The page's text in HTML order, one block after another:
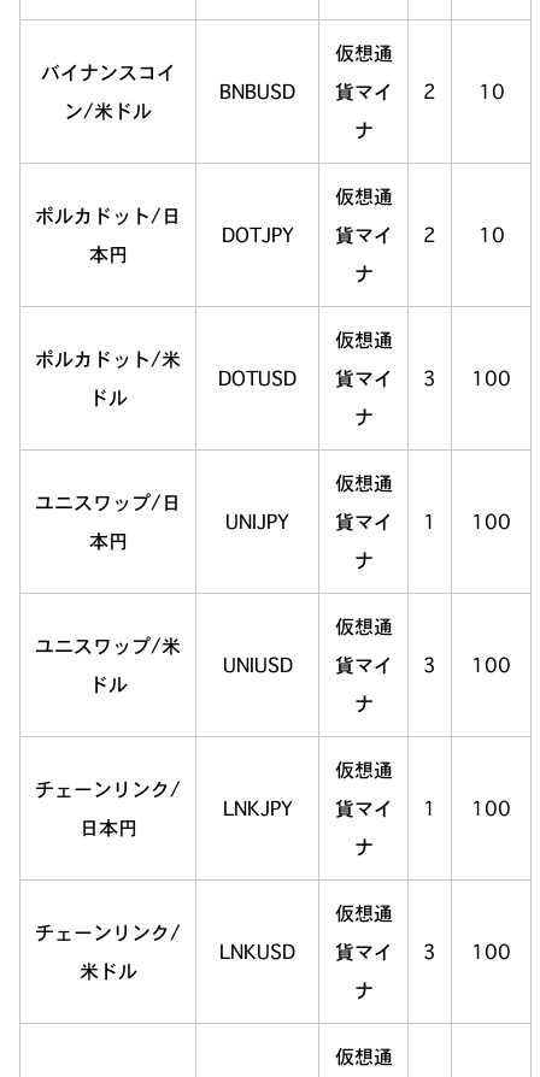
バイナンスコイ
ン/米ドル
BNBUSD
仮想通
貨マイ
ナ
2 10
ポルカドット/日
本円
DOTJPY
仮想通
貨マイ
ナ
2 10
ポルカドット/米
ドル
DOTUSD
仮想通
貨マイ
ナ
3 100
ユニスワップ/日
本円
UNIJPY
仮想通
貨マイ
ナ
1 100
ユニスワップ/米
ドル
UNIUSD
仮想通
貨マイ
ナ
3 100
チェーンリンク/
日本円
LNKJPY
仮想通
貨マイ
ナ
1 100
チェーンリンク/
米ドル
LNKUSD
仮想通
貨マイ
ナ
3 100
仮想通